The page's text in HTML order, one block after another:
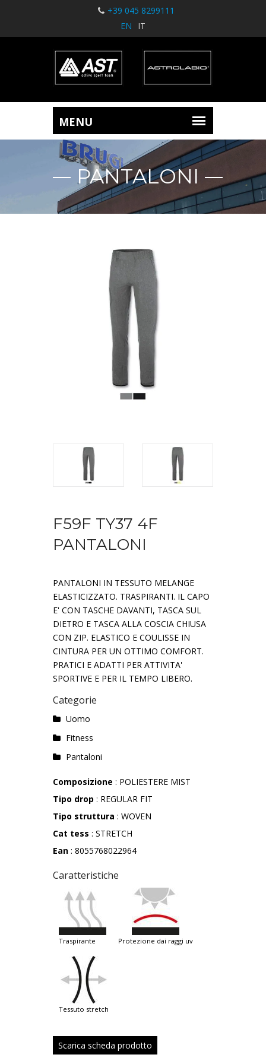
+39 045 8299111
EN
IT
PANTALONI
F59F TY37 4F
PANTALONI
PANTALONI IN TESSUTO MELANGE
ELASTICIZZATO. TRASPIRANTI. IL CAPO
E' CON TASCHE DAVANTI, TASCA SUL
DIETRO E TASCA ALLA COSCIA CHIUSA
CON ZIP. ELASTICO E COULISSE IN
CINTURA PER UN OTTIMO COMFORT.
PRATICI E ADATTI PER ATTIVITA'
SPORTIVE E PER IL TEMPO LIBERO.
Categorie
Uomo
Fitness
Pantaloni
Composizione : POLIESTERE MIST
Tipo drop : REGULAR FIT
Tipo struttura : WOVEN
Cat tess : STRETCH
Ean : 8055768022964
Caratteristiche
traspirante protezione dai raggi uv
tessuto stretch
Scarica scheda prodotto